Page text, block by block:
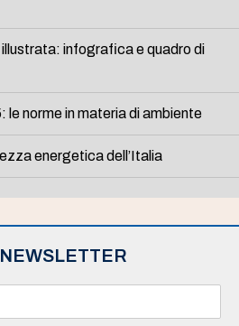
infografica e quadro di
le norme in materia di ambiente
energetica dell’Italia